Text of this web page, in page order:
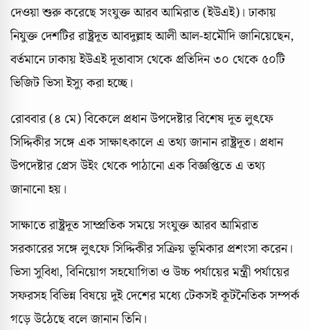
দেওয়া শুরু করেছে সংযুক্ত আরব আমিরাত (ইউএই)। ঢাকায়
নিযুক্ত দেশটির রাষ্ট্রদূত আবদুল্লাহ আলী আল-হামৌদি জানিয়েছেন,
বর্তমানে ঢাকায় ইউএই দূতাবাস থেকে প্রতিদিন ৩০ থেকে ৫০টি
ভিজিট ভিসা ইস্যু করা হচ্ছে।
রোববার (৪ মে) বিকেলে প্রধান উপদেষ্টার বিশেষ দূত লুৎফে
সিদ্দিকীর সঙ্গে এক সাক্ষাৎকালে এ তথ্য জানান রাষ্ট্রদূত। প্রধান
উপদেষ্টার প্রেস উইং থেকে পাঠানো এক বিজ্ঞপ্তিতে এ তথ্য
জানানো হয়।
সাক্ষাতে রাষ্ট্রদূত সাম্প্রতিক সময়ে সংযুক্ত আরব আমিরাত
সরকারের সঙ্গে লুৎফে সিদ্দিকীর সক্রিয় ভূমিকার প্রশংসা করেন।
ভিসা সুবিধা, বিনিয়োগ সহযোগিতা ও উচ্চ পর্যায়ের মন্ত্রী পর্যায়ের
সফরসহ বিভিন্ন বিষয়ে দুই দেশের মধ্যে টেকসই কূটনৈতিক সম্পর্ক
গড়ে উঠেছে বলে জানান তিনি।